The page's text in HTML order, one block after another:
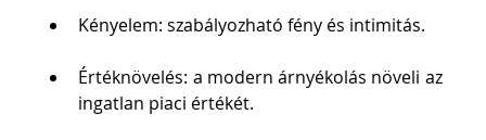
Kényelem: szabályozható fény és intimitás.
Értéknövelés: a modern árnyékolás növeli az
ingatlan piaci értékét.